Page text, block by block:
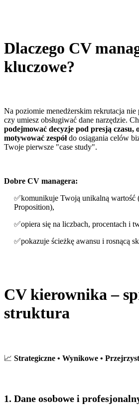
Dlaczego CV
kluczowe?
Na poziomie menedżerskim rekrutacja nie
czy umiesz obsługiwać dane narzędzie.
podejmować decyzje pod presją czasu,
motywować zespółdo osiągania celów
Twoje pierwsze "case study".
Dobre CV managera:
✅komunikuje Twoją unikalną wartość
Proposition),
✅opiera się na liczbach, procentach i
✅pokazuje ścieżkę awansu i rosnącą
CV kierownika –
struktura
📈 Strategiczne • Wynikowe •
1. Dane osobowe i